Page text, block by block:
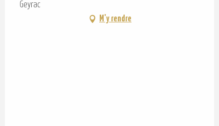
Geyrac
M'y rendre